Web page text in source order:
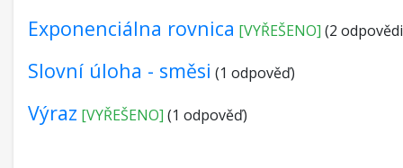
Exponenciálna rovnica [VYŘEŠENO] (2
Slovní úloha - směsi (1 odpověď)
Výraz [VYŘEŠENO] (1 odpověď)